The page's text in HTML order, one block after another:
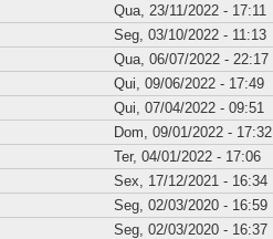
Qua, 23/11/2022 - 17:11
Seg, 03/10/2022 - 11:13
Qua, 06/07/2022 - 22:17
Qui, 09/06/2022 - 17:49
Qui, 07/04/2022 - 09:51
Dom, 09/01/2022 - 17:32
Ter, 04/01/2022 - 17:06
Sex, 17/12/2021 - 16:34
Seg, 02/03/2020 - 16:59
Seg, 02/03/2020 - 16:37